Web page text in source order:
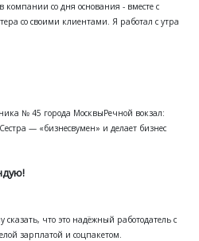
со дня основания - вместе с
со своими клиентами. Я работал с утра
№ 45 города МосквыРечной вокзал:
— «бизнесвумен» и делает бизнес
что это надёжный работодатель с
зарплатой и соцпакетом.